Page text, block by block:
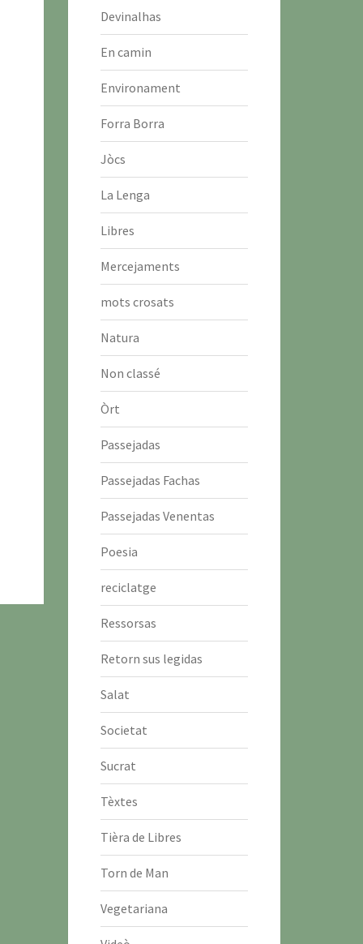
Devinalhas
En camin
Environament
Forra Borra
Jòcs
La Lenga
Libres
Mercejaments
mots crosats
Natura
Non classé
Òrt
Passejadas
Passejadas Fachas
Passejadas Venentas
Poesia
reciclatge
Ressorsas
Retorn sus legidas
Salat
Societat
Sucrat
Tèxtes
Tièra de Libres
Torn de Man
Vegetariana